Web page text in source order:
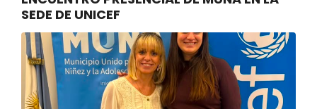
SEDE DE UNICEF